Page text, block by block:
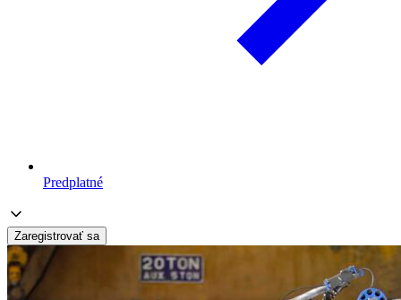
Predplatné
Zaregistrovať sa